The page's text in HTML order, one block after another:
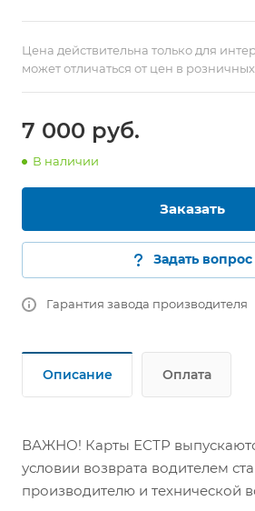
Цена действительна только для
может отличаться от цен в
7 000 руб.
В наличии
Заказать
Задать вопрос
Гарантия завода производителя
Описание Оплата
ВАЖНО! Карты ЕСТР
условии возврата водителем
производителю и технической